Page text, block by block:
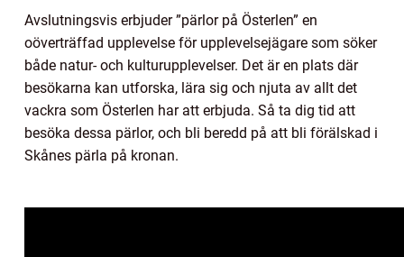
Avslutningsvis erbjuder ”pärlor på Österlen” en
oöverträffad upplevelse för upplevelsejägare som söker
både natur- och kulturupplevelser. Det är en plats där
besökarna kan utforska, lära sig och njuta av allt det
vackra som Österlen har att erbjuda. Så ta dig tid att
besöka dessa pärlor, och bli beredd på att bli förälskad i
Skånes pärla på kronan.